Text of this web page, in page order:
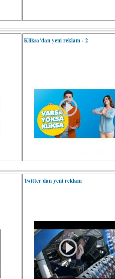
Kliksa’dan yeni reklam - 2
Twitter'dan yeni reklam